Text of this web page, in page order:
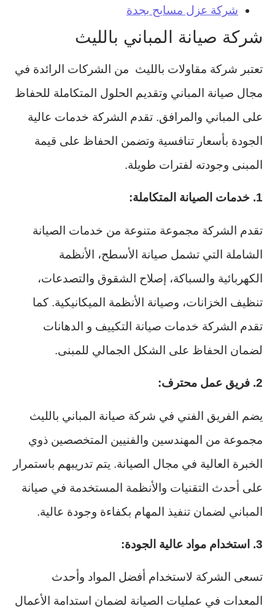
شركة عزل مسابح بجدة
شركة صيانة المباني بالليث
تعتبر شركة مقاولات بالليث من الشركات الرائدة في
مجال صيانة المباني وتقديم الحلول المتكاملة للحفاظ
على المباني والمرافق. تقدم الشركة خدمات عالية
الجودة بأسعار تنافسية وتضمن الحفاظ على قيمة
المبنى وجودته لفترات طويلة.
1. خدمات الصيانة المتكاملة:
تقدم الشركة مجموعة متنوعة من خدمات الصيانة
الشاملة التي تشمل صيانة الأسطح، الأنظمة
الكهربائية والسباكة، إصلاح الشقوق والتصدعات،
تنظيف الخزانات، وصيانة الأنظمة الميكانيكية. كما
تقدم الشركة خدمات صيانة التكييف و الدهانات
لضمان الحفاظ على الشكل الجمالي للمبنى.
2. فريق عمل محترف:
يضم الفريق الفني في شركة صيانة المباني بالليث
مجموعة من المهندسين والفنيين المتخصصين ذوي
الخبرة العالية في مجال الصيانة. يتم تدريبهم باستمرار
على أحدث التقنيات والأنظمة المستخدمة في صيانة
المباني لضمان تنفيذ المهام بكفاءة وجودة عالية.
3. استخدام مواد عالية الجودة:
تسعى الشركة لاستخدام أفضل المواد وأحدث
المعدات في عمليات الصيانة لضمان استدامة الأعمال